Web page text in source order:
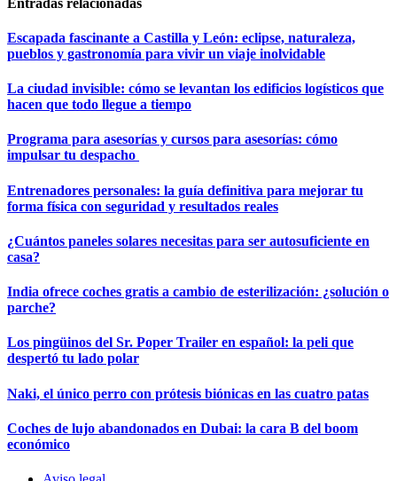
Escapada fascinante a Castilla y León: eclipse, naturaleza,
pueblos y gastronomía para vivir un viaje inolvidable
La ciudad invisible: cómo se levantan los edificios logísticos que
hacen que todo llegue a tiempo
Programa para asesorías y cursos para asesorías: cómo
impulsar tu despacho
Entrenadores personales: la guía definitiva para mejorar tu
forma física con seguridad y resultados reales
¿Cuántos paneles solares necesitas para ser autosuficiente en
casa?
India ofrece coches gratis a cambio de esterilización: ¿solución o
parche?
Los pingüinos del Sr. Poper Trailer en español: la peli que
despertó tu lado polar
Naki, el único perro con prótesis biónicas en las cuatro patas
Coches de lujo abandonados en Dubai: la cara B del boom
económico